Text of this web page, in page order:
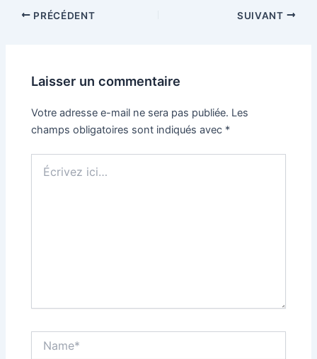
NavigationPRÉCÉDENT SUIVANT
Laisser un commentaire
Votre adresse e-mail ne sera pas publiée. Les
champs obligatoires sont indiqués avec *
ici…